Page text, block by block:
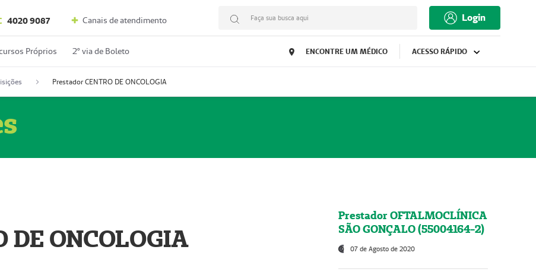
4020 9087 Canais de atendimento Faça sua busca aqui Login
Próprios 2º via de Boleto ENCONTRE UM MÉDICO ACESSO RÁPIDO
Prestador CENTRO DE ONCOLOGIA
DE ONCOLOGIA
Prestador OFTALMOCLÍNICA
SÃO GONÇALO (55004164-2)
07 de Agosto de 2020